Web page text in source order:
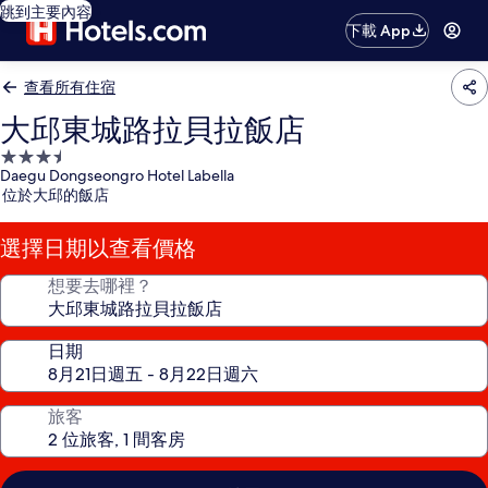
跳到主要內容
下載 App
查看所有住宿
大邱東城路拉貝拉飯店
3.5
星
級
住
宿
Daegu Dongseongro Hotel Labella
位於大邱的飯店
選擇日期以查看價格
想要去哪裡？
日期
旅客